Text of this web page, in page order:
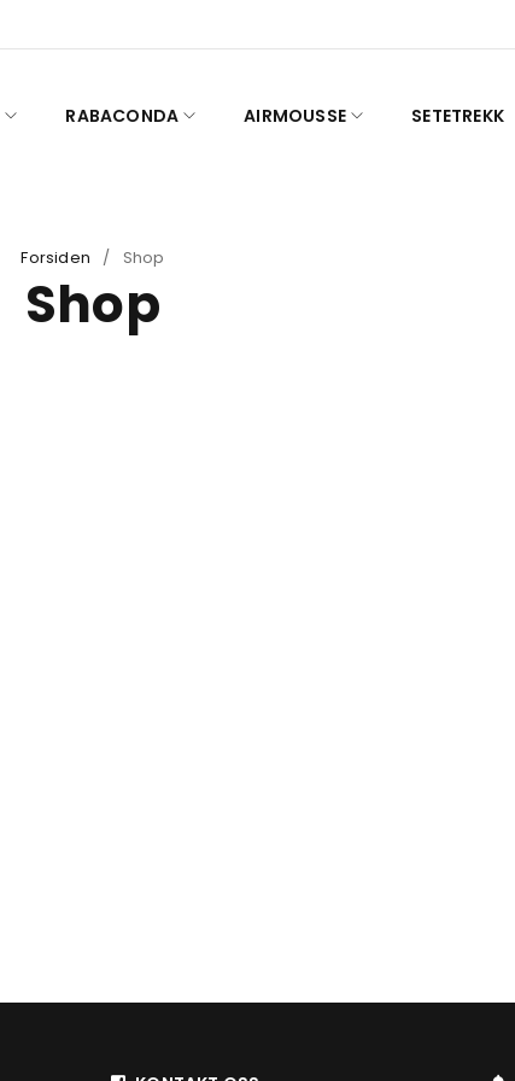
RABACONDA AIRMOUSSE SETETREKK
Forsiden / Shop
Shop